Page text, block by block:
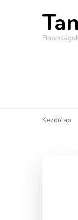
Kezdőlap